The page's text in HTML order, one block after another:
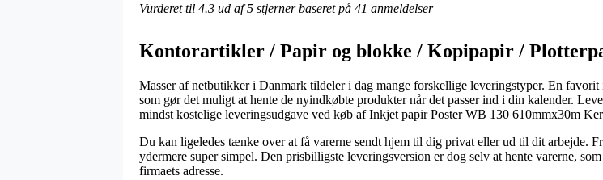
Vurderet til 4.3 ud af 5 stjerner baseret på 41 anmeldelser
Kontorartikler / Papir og blokke / Kopipapir /
Masser af netbutikker i Danmark tildeler i dag mange forskellige leveringstyper. En
som gør det muligt at hente de nyindkøbte produkter når det passer ind i din kalender.
mindst kostelige leveringsudgave ved køb af Inkjet papir Poster WB 130 610mmx30m
Du kan ligeledes tænke over at få varerne sendt hjem til dig privat eller ud til dit arbejde.
ydermere super simpel. Den prisbilligste leveringsversion er dog selv at hente varerne,
firmaets adresse.